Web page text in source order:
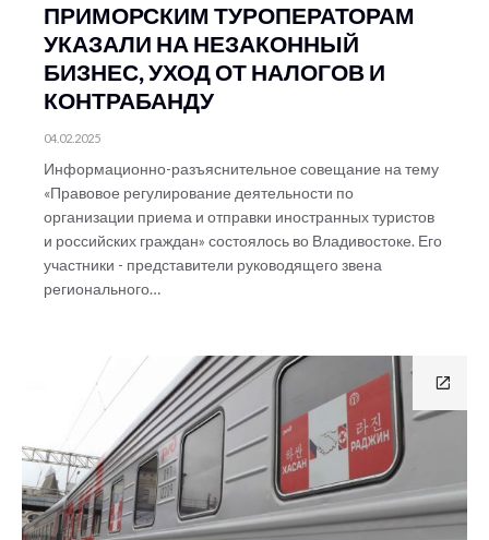
ПРИМОРСКИМ ТУРОПЕРАТОРАМ
УКАЗАЛИ НА НЕЗАКОННЫЙ
БИЗНЕС, УХОД ОТ НАЛОГОВ И
КОНТРАБАНДУ
04.02.2025
Информационно-разъяснительное совещание на тему
«Правовое регулирование деятельности по
организации приема и отправки иностранных туристов
и российских граждан» состоялось во Владивостоке. Его
участники - представители руководящего звена
регионального…